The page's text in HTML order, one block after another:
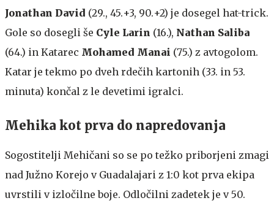
Jonathan David (29., 45.+3, 90.+2) je dosegel hat-trick.
Gole so dosegli še Cyle Larin (16.), Nathan Saliba
(64.) in Katarec Mohamed Manai (75.) z avtogolom.
Katar je tekmo po dveh rdečih kartonih (33. in 53.
minuta) končal z le devetimi igralci.
Mehika kot prva do napredovanja
Sogostitelji Mehičani so se po težko priborjeni zmagi
nad Južno Korejo v Guadalajari z 1:0 kot prva ekipa
uvrstili v izločilne boje. Odločilni zadetek je v 50.